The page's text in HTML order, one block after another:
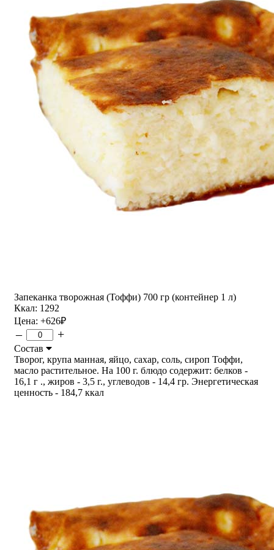
Запеканка творожная (Тоффи) 700 гр (контейнер 1 л)
Ккал: 1292
Цена: +626₽
– +
Состав
Творог, крупа манная, яйцо, сахар, соль, сироп Тоффи,
масло растительное. На 100 г. блюдо содержит: белков -
16,1 г ., жиров - 3,5 г., углеводов - 14,4 гр. Энергетическая
ценность - 184,7 ккал